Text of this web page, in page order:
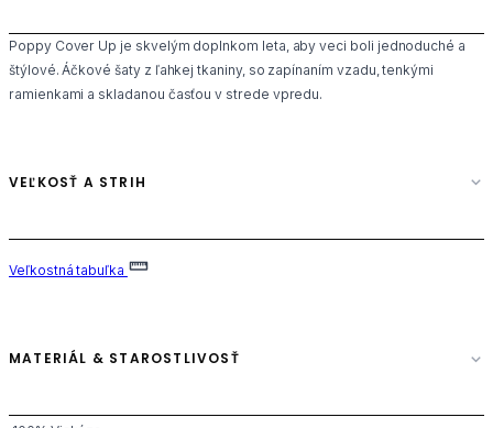
Poppy Cover Up je skvelým doplnkom leta, aby veci boli jednoduché a
štýlové. Áčkové šaty z ľahkej tkaniny, so zapínaním vzadu, tenkými
ramienkami a skladanou časťou v strede vpredu.
VEĽKOSŤ A STRIH
Veľkostná tabuľka
MATERIÁL & STAROSTLIVOSŤ